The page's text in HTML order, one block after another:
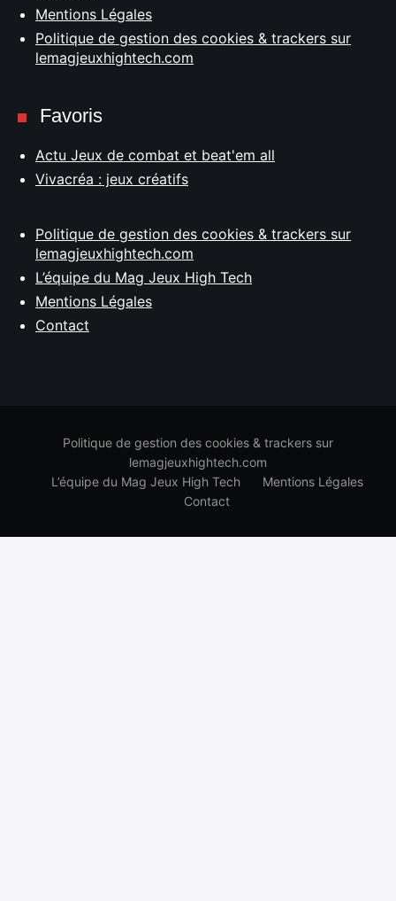
Mentions Légales
Politique de gestion des cookies & trackers sur
lemagjeuxhightech.com
Favoris
Actu Jeux de combat et beat'em all
Vivacréa : jeux créatifs
Politique de gestion des cookies & trackers sur
lemagjeuxhightech.com
L’équipe du Mag Jeux High Tech
Mentions Légales
Contact
Politique de gestion des cookies & trackers sur
lemagjeuxhightech.com
L’équipe du Mag Jeux High Tech
Mentions Légales
Contact